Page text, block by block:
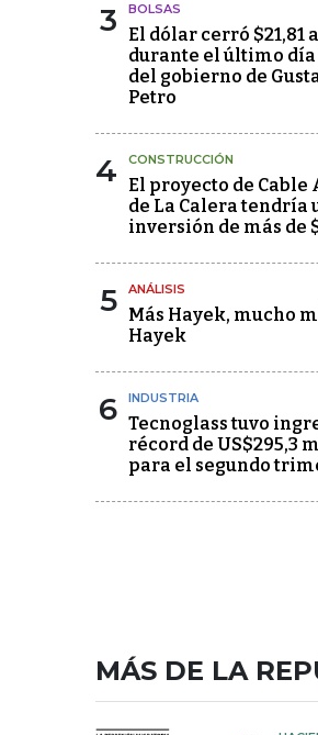
3 BOLSAS
El dólar cerró $21,81
durante el último
del gobierno de
Petro
4 CONSTRUCCIÓN
El proyecto de Cable
de La Calera tendría
inversión de más de
5 ANÁLISIS
Más Hayek, mucho
Hayek
6 INDUSTRIA
Tecnoglass tuvo
récord de US$295,3
para el segundo
MÁS DE LA